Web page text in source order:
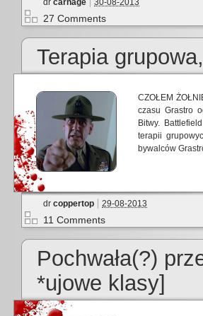
dr carnage 30-08-2013
27 Comments
Terapia
CZOŁEM
czasu Grastro
Bitwy.
terapii
bywalców
dr coppertop 29-08-2013
11 Comments
Pochwała(?)
*ujowe klasy]